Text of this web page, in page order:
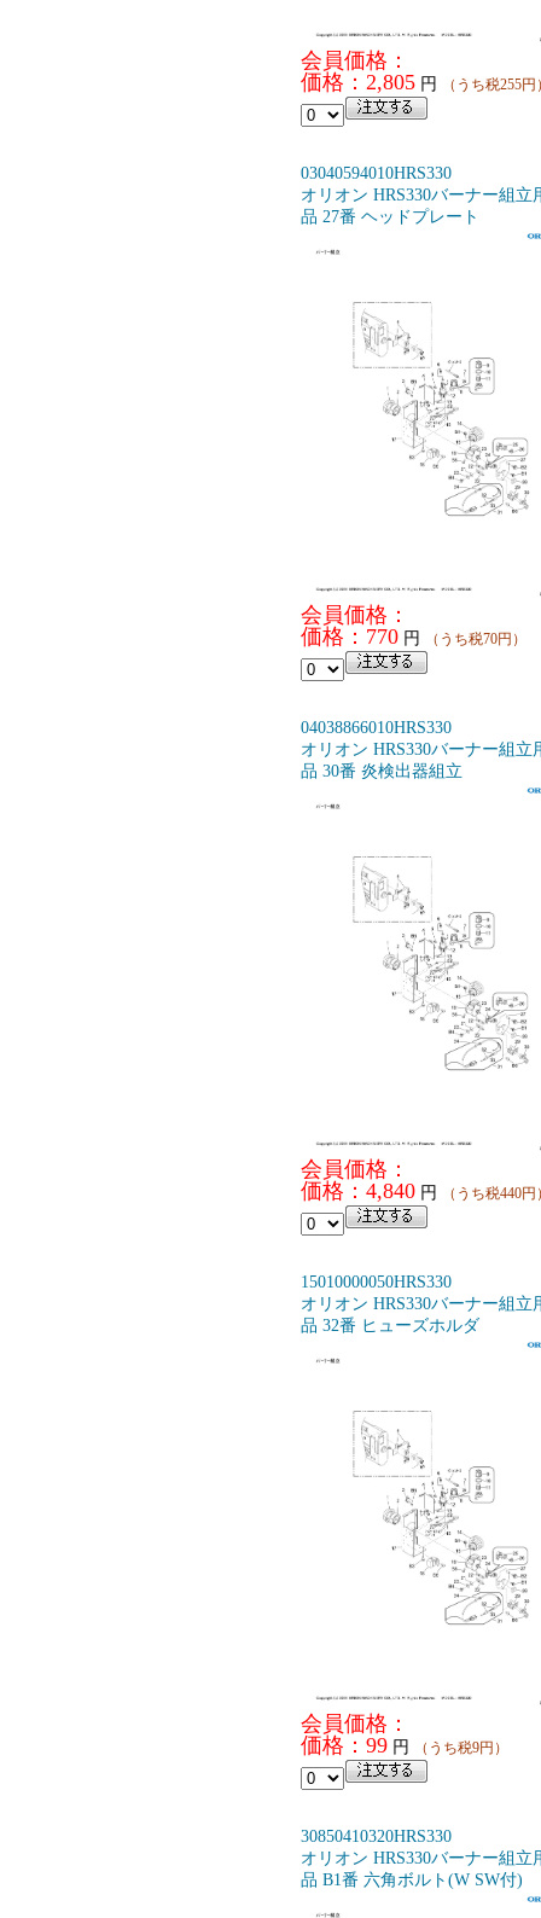
会員価格：
価格：2,805 円 （うち税255円
03040594010HRS330
オリオン HRS330バーナー組立
品 27番 ヘッドプレート
会員価格：
価格：770 円 （うち税70円）
04038866010HRS330
オリオン HRS330バーナー組立
品 30番 炎検出器組立
会員価格：
価格：4,840 円 （うち税440円
15010000050HRS330
オリオン HRS330バーナー組立
品 32番 ヒューズホルダ
会員価格：
価格：99 円 （うち税9円）
30850410320HRS330
オリオン HRS330バーナー組立
品 B1番 六角ボルト(W SW付)